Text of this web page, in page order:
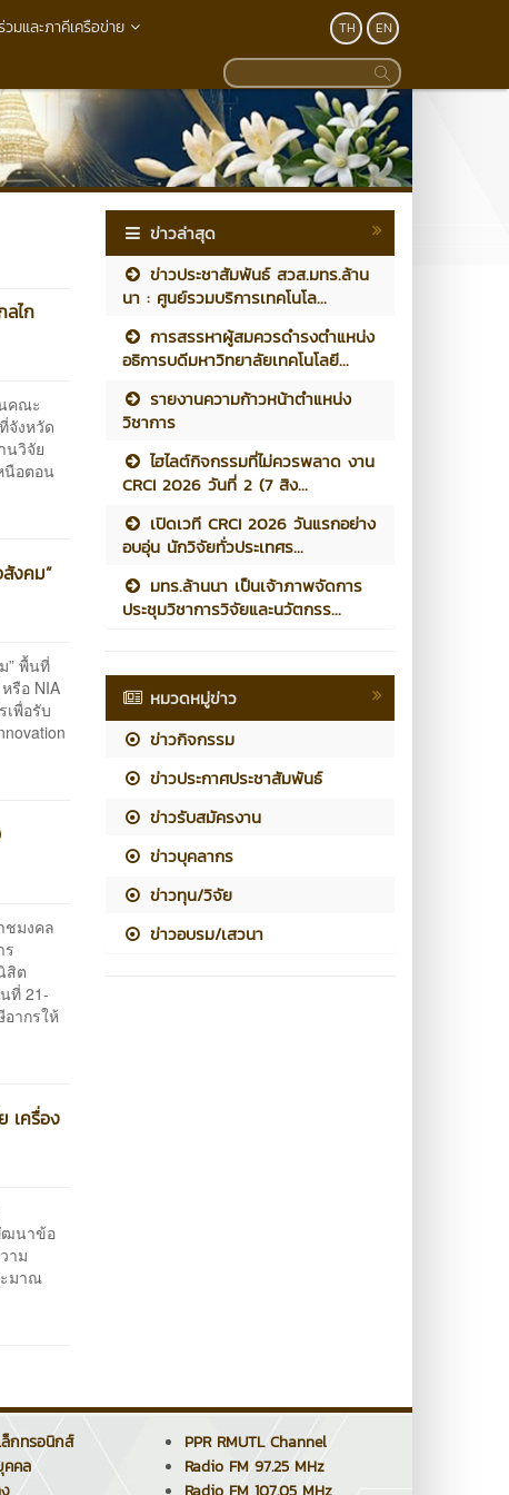
มและภาคีเครือข่าย TH EN
ไก
คณะ
จังหวัด
นวิจัย
นือตอน
งคม”
” พื้นที่
รือ NIA
พื่อรับ
มงคล
ร
สิต
ที่ 21-
ากรให้
เครื่อง
ฒนาข้อ
าม
ะมาณ
ข่าวล่าสุด
ข่าวประชาสัมพันธ์ สวส.มทร.ล้าน
นา : ศูนย์รวมบริการเทคโนโล...
การสรรหาผู้สมควรดำรงตำแหน่ง
อธิการบดีมหาวิทยาลัยเทคโนโลยี...
รายงานความก้าวหน้าตำแหน่ง
วิชาการ
ไฮไลต์กิจกรรมที่ไม่ควรพลาด งาน
CRCI 2026 วันที่ 2 (7 สิง...
เปิดเวที CRCI 2026 วันแรกอย่าง
อบอุ่น นักวิจัยทั่วประเทศร...
มทร.ล้านนา เป็นเจ้าภาพจัดการ
ประชุมวิชาการวิจัยและนวัตกรร...
หมวดหมู่ข่าว
ข่าวกิจกรรม
ข่าวประกาศประชาสัมพันธ์
ข่าวรับสมัครงาน
ข่าวบุคลากร
ข่าวทุน/วิจัย
ข่าวอบรม/เสวนา
ล็กทรอนิกส์
คคล
PPR RMUTL Channel
Radio FM 97.25 MHz